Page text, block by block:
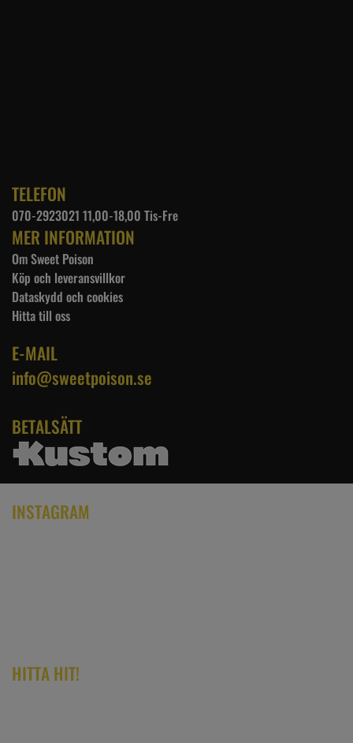
TELEFON
070-2923021 11,00-18,00 Tis-Fre
MER INFORMATION
Om Sweet Poison
Köp och leveransvillkor
Dataskydd och cookies
Hitta till oss
E-MAIL
info@sweetpoison.se
BETALSÄTT
INSTAGRAM
HITTA HIT!